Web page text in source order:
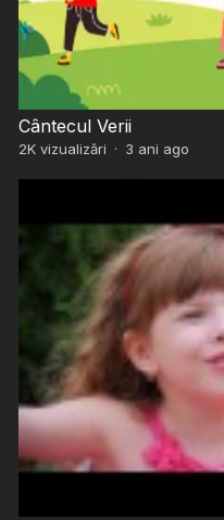
Cântecul Verii
2Kvizualizări · 3 ani ago